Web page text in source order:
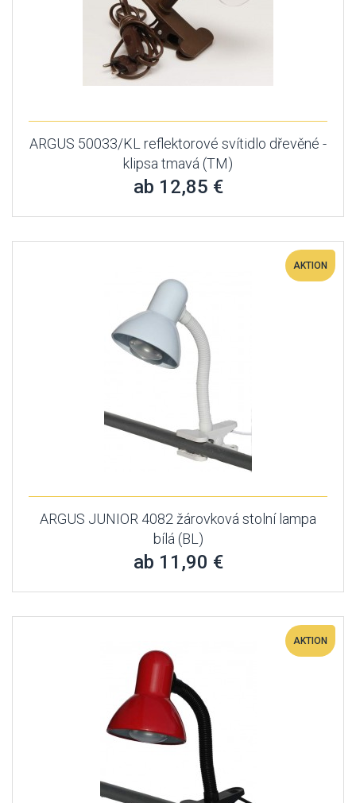
ARGUS 50033/KL reflektorové svítidlo dřevěné -
klipsa tmavá (TM)
ab 12,85 €
AKTION
ARGUS JUNIOR 4082 žárovková stolní lampa
bílá (BL)
ab 11,90 €
AKTION